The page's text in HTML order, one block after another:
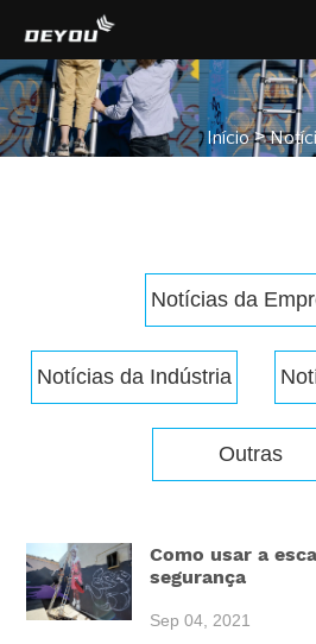
Início>
Notícias da
Notícias da Indústria
Outras
Como usar a
segurança
Sep 04, 2021